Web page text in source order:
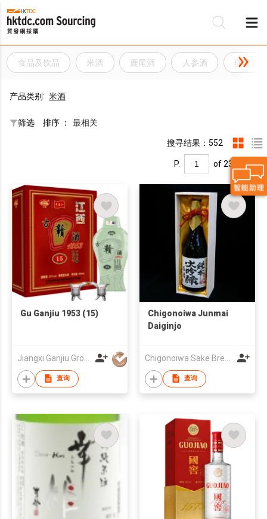
食品及饮品 米酒 鹿尾酒 人参酒 保健酒
产品类别: 米酒
筛选 排序 ： 最相关
搜寻结果：552
P. of 23
Gu Ganjiu 1953 (15)
查询
Chigonoiwa Junmai
Daiginjo
查询